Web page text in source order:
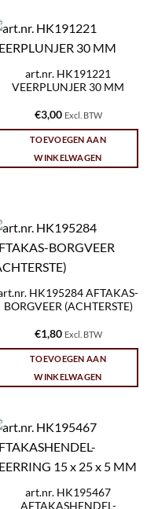
art.nr. HK191221
VEERPLUNJER 30 MM
€3,00 Excl. BTW
TOEVOEGEN AAN
WINKELWAGEN
HK195284 AFTAKAS-
BORGVEER (ACHTERSTE)
€1,80 Excl. BTW
TOEVOEGEN AAN
WINKELWAGEN
art.nr. HK195467
AFTAKASHENDEL-